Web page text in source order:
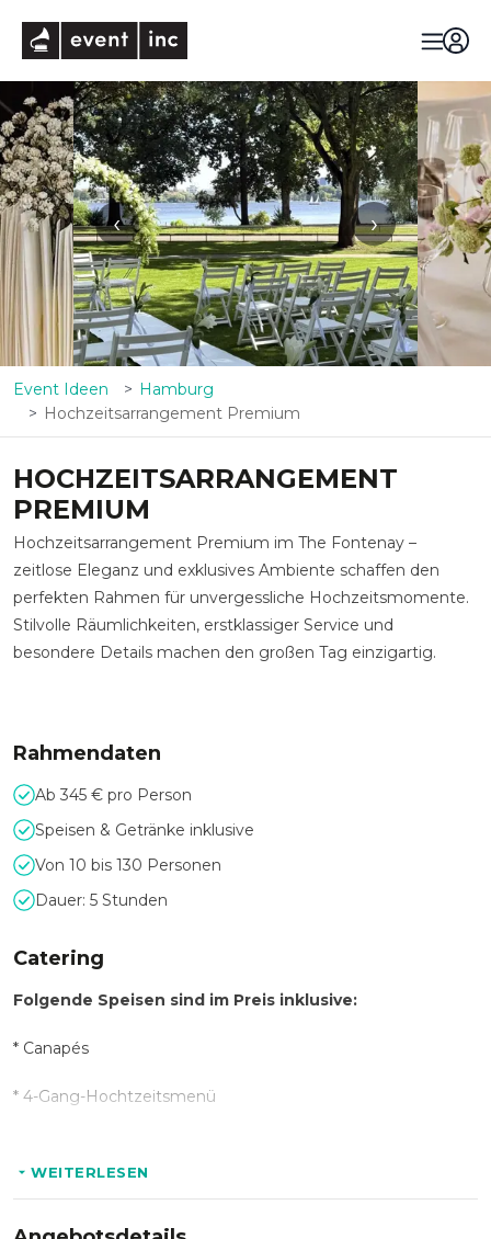
‹ ›
Event Ideen
Hamburg
Hochzeitsarrangement Premium
HOCHZEITSARRANGEMENT
PREMIUM
Hochzeitsarrangement Premium im The Fontenay –
zeitlose Eleganz und exklusives Ambiente schaffen den
perfekten Rahmen für unvergessliche Hochzeitsmomente.
Stilvolle Räumlichkeiten, erstklassiger Service und
besondere Details machen den großen Tag einzigartig.
Rahmendaten
Ab 345 € pro Person
Speisen & Getränke inklusive
Von 10 bis 130 Personen
Dauer: 5 Stunden
Catering
Folgende Speisen sind im Preis inklusive:
* Canapés
* 4-Gang-Hochtzeitsmenü
WEITERLESEN